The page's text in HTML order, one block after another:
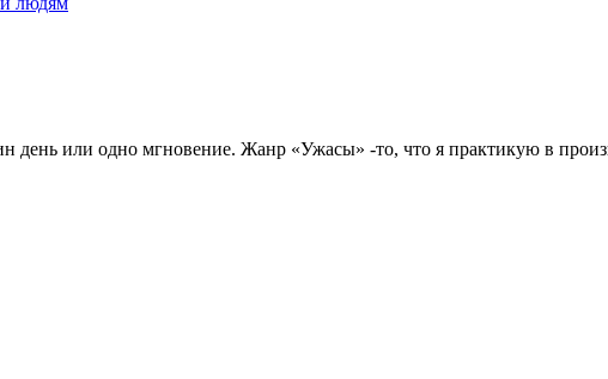
или одно мгновение. Жанр «Ужасы» -то, что я практикую в